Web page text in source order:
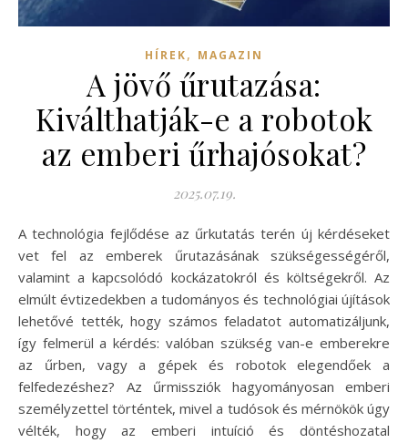
HÍREK, MAGAZIN
A jövő űrutazása:
Kiválthatják-e a robotok
az emberi űrhajósokat?
2025.07.19.
A technológia fejlődése az űrkutatás terén új kérdéseket
vet fel az emberek űrutazásának szükségességéről,
valamint a kapcsolódó kockázatokról és költségekről. Az
elmúlt évtizedekben a tudományos és technológiai újítások
lehetővé tették, hogy számos feladatot automatizáljunk,
így felmerül a kérdés: valóban szükség van-e emberekre
az űrben, vagy a gépek és robotok elegendőek a
felfedezéshez? Az űrmissziók hagyományosan emberi
személyzettel történtek, mivel a tudósok és mérnökök úgy
vélték, hogy az emberi intuíció és döntéshozatal